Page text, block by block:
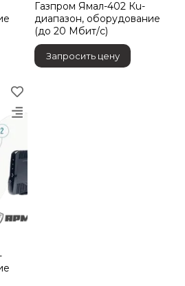
Газпром Ямал-402 Кu-
диапазон, оборудование
(до 20 Мбит/с)
Запросить цену